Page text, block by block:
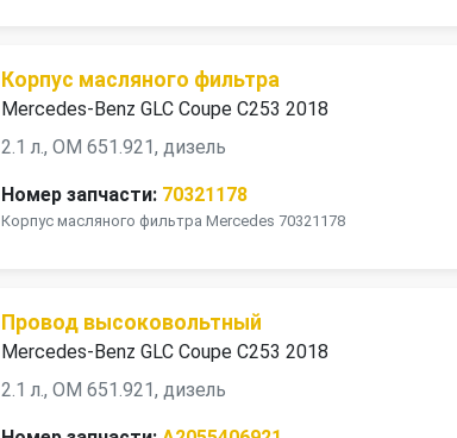
Корпус масляного фильтра
Mercedes-Benz GLC Coupe C253 2018
2.1 л., OM 651.921, дизель
Номер запчасти: 70321178
Корпус масляного фильтра Mercedes 70321178
Провод высоковольтный
Mercedes-Benz GLC Coupe C253 2018
2.1 л., OM 651.921, дизель